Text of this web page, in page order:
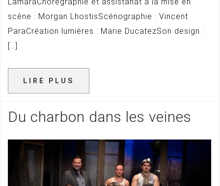
scène : Morgan LhostisScénographie : Vincent
ParaCréation lumières : Marie DucatezSon design :
[…]
LIRE PLUS
Du charbon dans les veines